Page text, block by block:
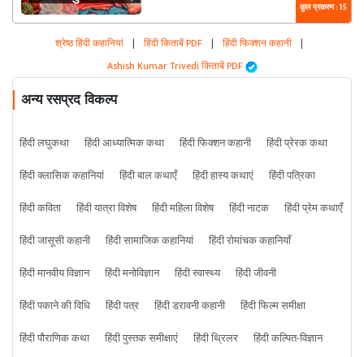
कुल प्रकरण : 15
श्रेष्ठ हिंदी कहानियां | हिंदी किताबें PDF | हिंदी फिक्शन कहानी |
Ashish Kumar Trivedi किताबें PDF
अन्य रसप्रद विकल्प
हिंदी लघुकथा हिंदी आध्यात्मिक कथा हिंदी फिक्शन कहानी
हिंदी प्रेरक कथा
हिंदी क्लासिक कहानियां
हिंदी बाल कथाएँ हिंदी हास्य कथाएं
हिंदी पत्रिका
हिंदी कविता
हिंदी यात्रा विशेष हिंदी महिला विशेष हिंदी नाटक
हिंदी प्रेम कथाएँ
हिंदी जासूसी कहानी
हिंदी सामाजिक कहानियां
हिंदी रोमांचक कहानियाँ
हिंदी मानवीय विज्ञान
हिंदी मनोविज्ञान हिंदी स्वास्थ्य
हिंदी जीवनी
हिंदी पकाने की विधि
हिंदी पत्र हिंदी डरावनी कहानी
हिंदी फिल्म समीक्षा
हिंदी पौराणिक कथा
हिंदी पुस्तक समीक्षाएं हिंदी थ्रिलर हिंदी कल्पित-विज्ञान